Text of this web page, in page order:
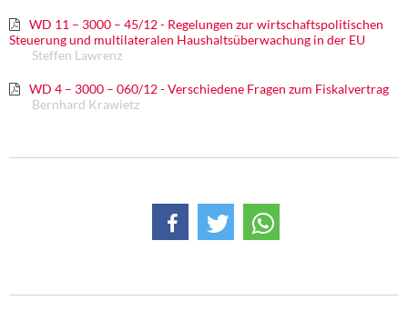
WD 11 – 3000 – 45/12 - Regelungen zur wirtschaftspolitischen
Steuerung und multilateralen Haushaltsüberwachung in der EU
Steffen Lawrenz
WD 4 – 3000 – 060/12 - Verschiedene Fragen zum Fiskalvertrag
Bernhard Krawietz